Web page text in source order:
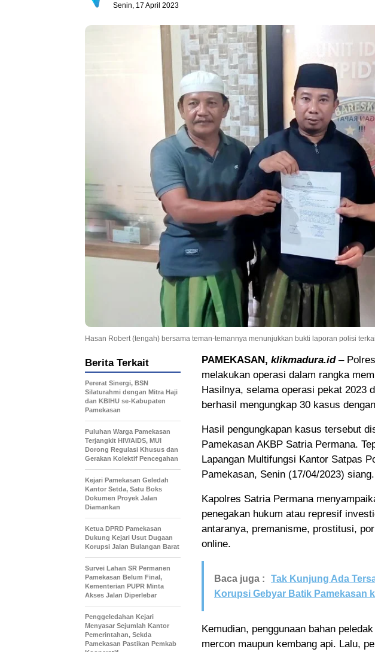
Senin, 17 April 2023
Hasan Robert (tengah) bersama teman-temannya menunjukkan bukti laporan polisi
PAMEKASAN, klikmadura.id–
melakukan operasi dalam rangka
Hasilnya, selama operasi pekat 2023
berhasil mengungkap 30 kasus
Hasil pengungkapan kasus tersebut
Pamekasan AKBP Satria Permana.
Lapangan Multifungsi Kantor Satpas
Pamekasan, Senin (17/04/2023) siang.
Kapolres Satria Permana
penegakan hukum atau represif
antaranya, premanisme, prostitusi,
online.
Baca juga :
Tak Kunjung Ada
Korupsi Gebyar Batik Pamekasan
Kemudian, penggunaan bahan
mercon maupun kembang api. Lalu,
Berita Terkait
Pererat Sinergi, BSN
Silaturahmi dengan Mitra Haji
dan KBIHU se-Kabupaten
Pamekasan
Puluhan Warga Pamekasan
Terjangkit HIV/AIDS, MUI
Dorong Regulasi Khusus dan
Gerakan Kolektif Pencegahan
Kejari Pamekasan Geledah
Kantor Setda, Satu Boks
Dokumen Proyek Jalan
Diamankan
Ketua DPRD Pamekasan
Dukung Kejari Usut Dugaan
Korupsi Jalan Bulangan Barat
Survei Lahan SR Permanen
Pamekasan Belum Final,
Kementerian PUPR Minta
Akses Jalan Diperlebar
Penggeledahan Kejari
Menyasar Sejumlah Kantor
Pemerintahan, Sekda
Pamekasan Pastikan Pemkab